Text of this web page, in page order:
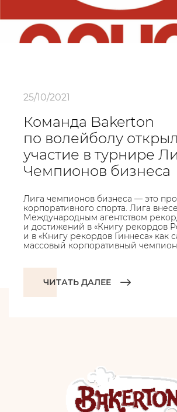
25/10/2021
Команда Bakerton
по волейболу
участие в турнире
Чемпионов бизнеса
Лига чемпионов бизнеса — это
корпоративного спорта. Лига
Международным агентством
и достижений в «Книгу рекордов
и в «Книгу рекордов Гиннеса» как
массовый корпоративный
ЧИТАТЬ ДАЛЕЕ